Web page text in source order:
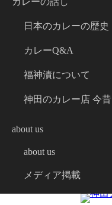
日本のカレーの歴史
カレーQ&A
福神漬について
神田のカレー店 今昔
about us
about us
メディア掲載